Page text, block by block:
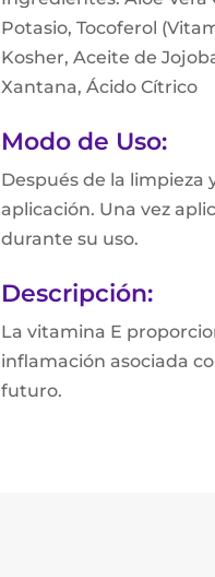
Potasio, Tocoferol
Kosher, Aceite de
Xantana, Ácido Cítrico
Modo de Uso:
Después de la limpieza
aplicación. Una vez
durante su uso.
Descripción:
La vitamina E
inflamación asociada
futuro.